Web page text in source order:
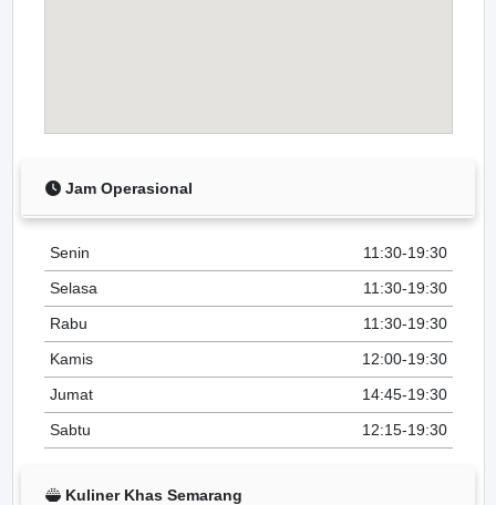
Jam Operasional
Senin
11:30-19:30
Selasa
11:30-19:30
Rabu
11:30-19:30
Kamis
12:00-19:30
Jumat
14:45-19:30
Sabtu
12:15-19:30
Kuliner Khas Semarang